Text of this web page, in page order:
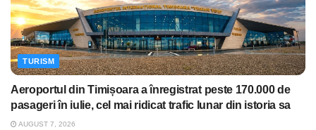
TURISM
Aeroportul din Timișoara a înregistrat peste 170.000 de
pasageri în iulie, cel mai ridicat trafic lunar din istoria sa
AUGUST 7, 2026